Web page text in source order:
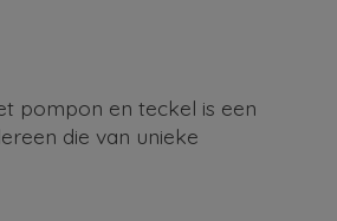
pompon en teckel is een
die van unieke